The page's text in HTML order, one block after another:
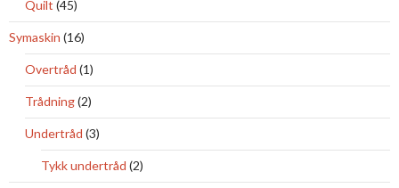
Quilt (45)
Symaskin (16)
Overtråd (1)
Trådning(2)
Undertråd (3)
Tykk undertråd (2)